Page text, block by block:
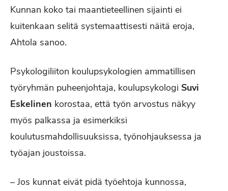
Kunnan koko tai maantieteellinen sijainti ei
kuitenkaan selitä systemaattisesti näitä eroja,
Ahtola sanoo.
Psykologiliiton koulupsykologien ammatillisen
työryhmän puheenjohtaja, koulupsykologi Suvi
Eskelinen korostaa, että työn arvostus näkyy
myös palkassa ja esimerkiksi
koulutusmahdollisuuksissa, työnohjauksessa ja
työajan joustoissa.
– Jos kunnat eivät pidä työehtoja kunnossa,